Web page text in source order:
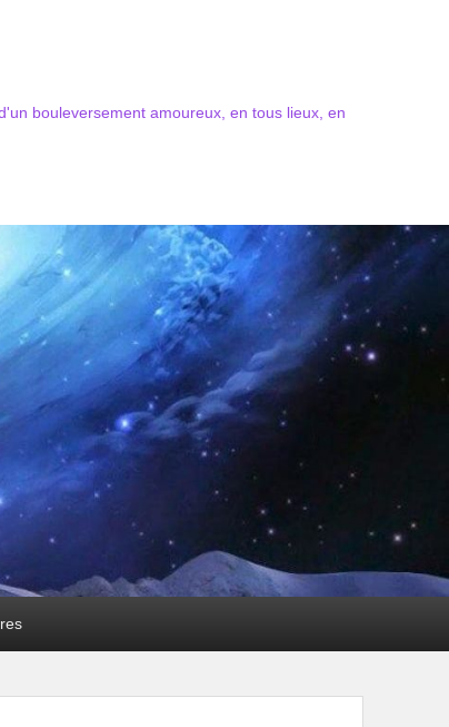
bouleversement amoureux, en tous lieux, en